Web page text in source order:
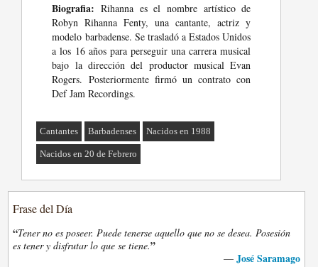
Biografia: Rihanna es el nombre artístico de
Robyn Rihanna Fenty, una cantante, actriz y
modelo barbadense. Se trasladó a Estados Unidos
a los 16 años para perseguir una carrera musical
bajo la dirección del productor musical Evan
Rogers. Posteriormente firmó un contrato con
Def Jam Recordings.
Cantantes Barbadenses Nacidos en 1988
Nacidos en 20 de Febrero
Frase del Día
“Tener no es poseer. Puede tenerse aquello que no se desea. Posesión
es tener y disfrutar lo que se tiene.”
— José Saramago